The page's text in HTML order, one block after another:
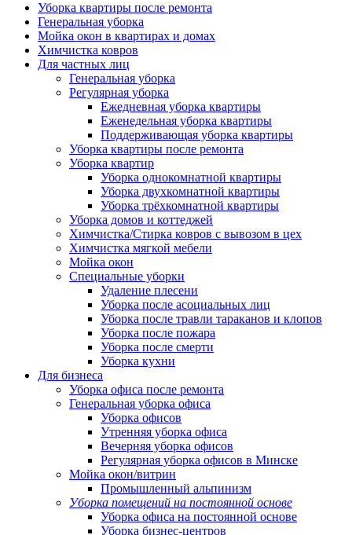
Уборка квартиры после ремонта
Генеральная уборка
Мойка окон в квартирах и домах
Химчистка ковров
Для частных лиц
Генеральная уборка
Регулярная уборка
Ежедневная уборка квартиры
Еженедельная уборка квартиры
Поддерживающая уборка квартиры
Уборка квартиры после ремонта
Уборка квартир
Уборка однокомнатной квартиры
Уборка двухкомнатной квартиры
Уборка трёхкомнатной квартиры
Уборка домов и коттеджей
Химчистка/Стирка ковров с вывозом в цех
Химчистка мягкой мебели
Мойка окон
Специальные уборки
Удаление плесени
Уборка после асоциальных лиц
Уборка после травли тараканов и клопов
Уборка после пожара
Уборка после смерти
Уборка кухни
Для бизнеса
Уборка офиса после ремонта
Генеральная уборка офиса
Уборка офисов
Утренняя уборка офиса
Вечерняя уборка офисов
Регулярная уборка офисов в Минске
Мойка окон/витрин
Промышленный альпинизм
Уборка помещений на постоянной основе
Уборка офиса на постоянной основе
Уборка бизнес-центров